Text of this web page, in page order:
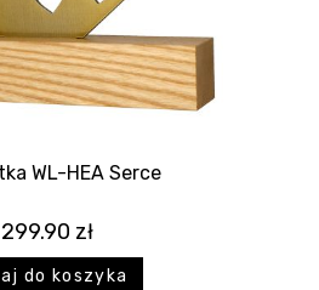
WL-HEA Serce
299.90 zł
do koszyka